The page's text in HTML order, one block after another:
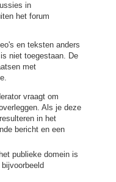
in
het forum
en teksten anders
niet toegestaan. De
met
vraagt om
Als je deze
in het
bericht en een
publieke domein is